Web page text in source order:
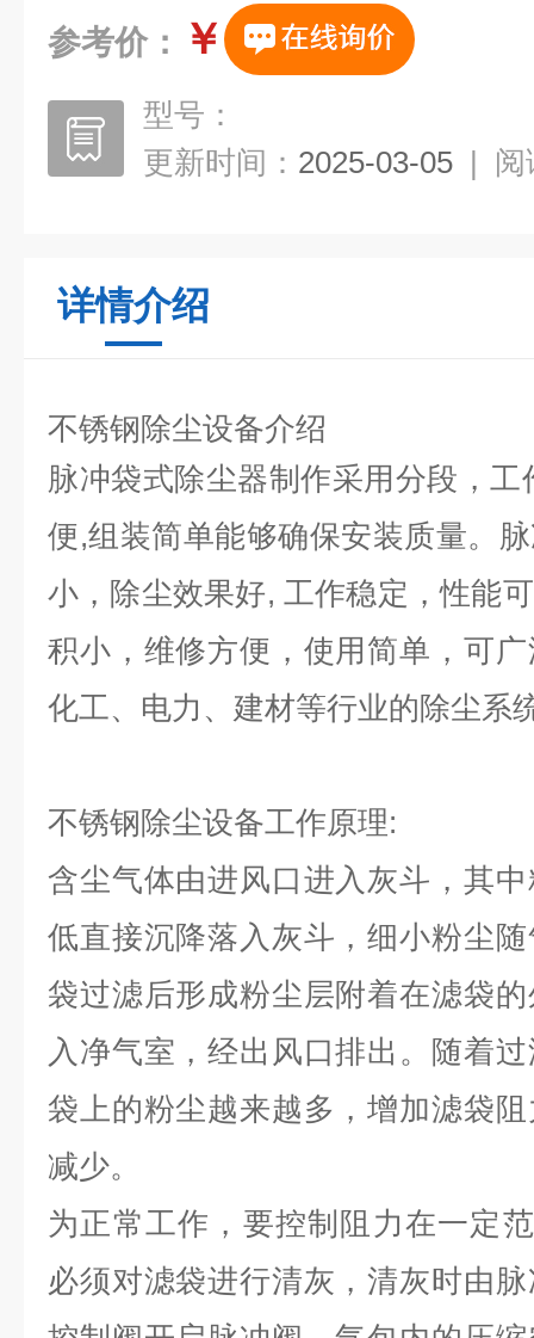
参考价： ￥
型号：
更新时间： 2025-03-05 | 阅
详情介绍
不锈钢除尘设备介绍
脉冲袋式除尘器制作采用分段，
便,组装简单能够确保安装质量。
小，除尘效果好, 工作稳定，性能
积小，维修方便，使用简单，可
化工、电力、建材等行业的除尘系
不锈钢除尘设备工作原理:
含尘气体由进风口进入灰斗，其
低直接沉降落入灰斗，细小粉尘
袋过滤后形成粉尘层附着在滤袋
入净气室，经出风口排出。随着
袋上的粉尘越来越多，增加滤袋
减少。
为正常工作，要控制阻力在一定
必须对滤袋进行清灰，清灰时由